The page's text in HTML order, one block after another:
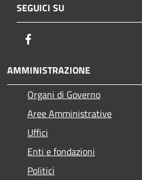
SEGUICI SU
AMMINISTRAZIONE
Organi di Governo
Aree Amministrative
Uffici
Enti e fondazioni
Politici